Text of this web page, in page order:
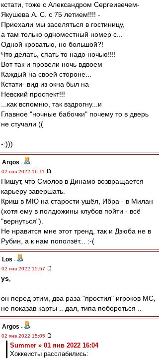
кстати, тоже с Александром Сергеивечем-
Якушева А. С. с 75 летием!!!! -
Приехали мы заселяться в гостиницу,
а там только одноместный номер с...
Одной кроватью, но большой?!
Что делать, спать то надо ночью!!!!
Вот так и провели ночь вдвоем
Каждый на своей стороне...
Кстати- вид из окна был на
Невский проспект!!!
...как вспомню, так вздрогну...и
Главное "ночные бабочки" почему то в дверь
не стучали ((
-:)))
Argos -
02 янв 2022 16:11
Пишут, что Смолов в Динамо возвращается
карьеру завершать.
Криш в МЮ на старости ушёл, Ибра - в Милан
(хотя ему в полдюжины клубов пойти - всё
"вернуться").
Не нравится мне этот тренд, так и Дзюба не в
Рубин, а к нам поползёт... :-(
Los -
02 янв 2022 15:57
ys
он перед этим, два раза "простил" игроков МС,
не показав карты .. дал, типа побороться ..
Argos -
02 янв 2022 15:05
Summer » 01 янв 2022 16:04
Хоккеисты расслабились: